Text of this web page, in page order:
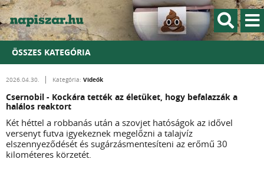
ÖSSZES KATEGÓRIA
2026.04.30. Kategória: Videók
Csernobil - Kockára tették az életüket, hogy befalazzák a
halálos reaktort
Két héttel a robbanás után a szovjet hatóságok az idővel
versenyt futva igyekeznek megelőzni a talajvíz
elszennyeződését és sugárzásmentesíteni az erőmű 30
kilométeres körzetét.